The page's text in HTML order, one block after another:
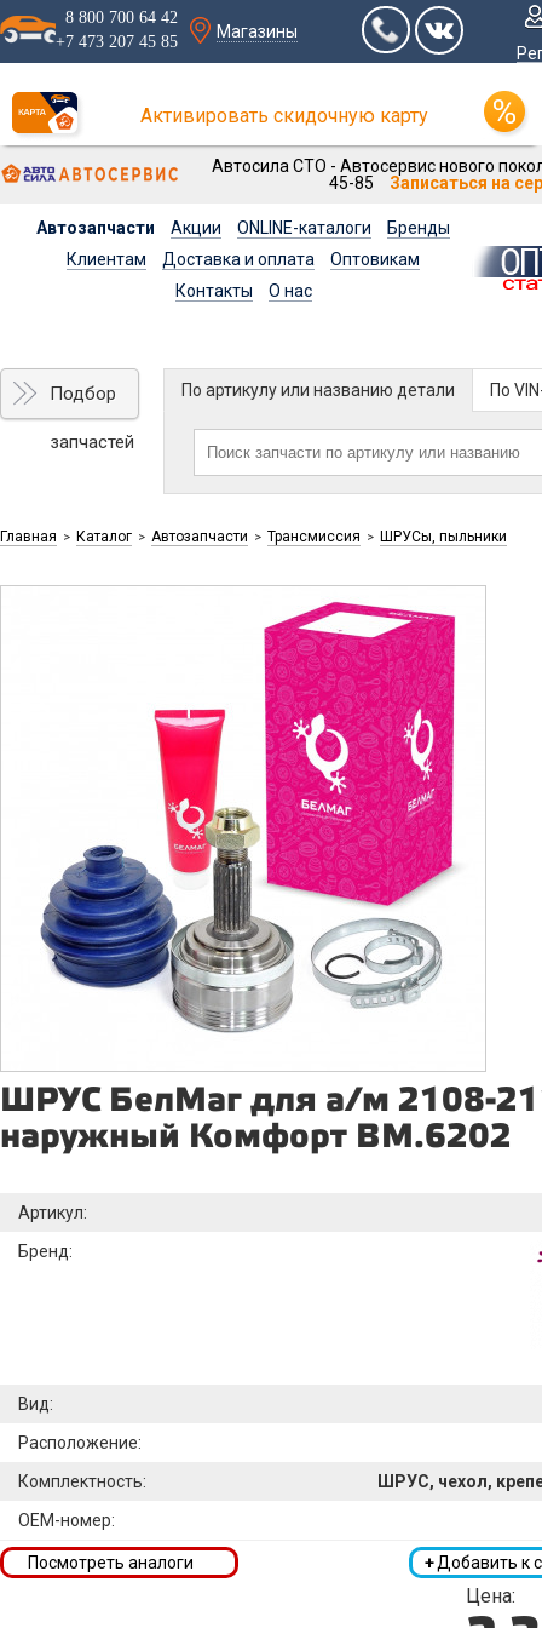
8 800 700 64 42
+7 473 207 45 85
Магазины
Активировать скидочную карту
Автосила СТО - Автосервис нового
45-85
Записаться на
Автозапчасти Акции ONLINE-каталоги
Бренды
Клиентам
Доставка и оплата
Оптовикам
Контакты
О нас
Подбор
запчастей
По артикулу или названию детали По
Главная > Каталог > Автозапчасти > Трансмиссия > ШРУСы, пыльники
ШРУС БелМаг для а/м 2108-
наружный Комфорт BM.6202
Артикул:
Бренд:
Вид:
Расположение:
Комплектность:
ШРУС, чехол,
OEM-номер:
+Добавить к
Посмотреть аналоги
Цена: